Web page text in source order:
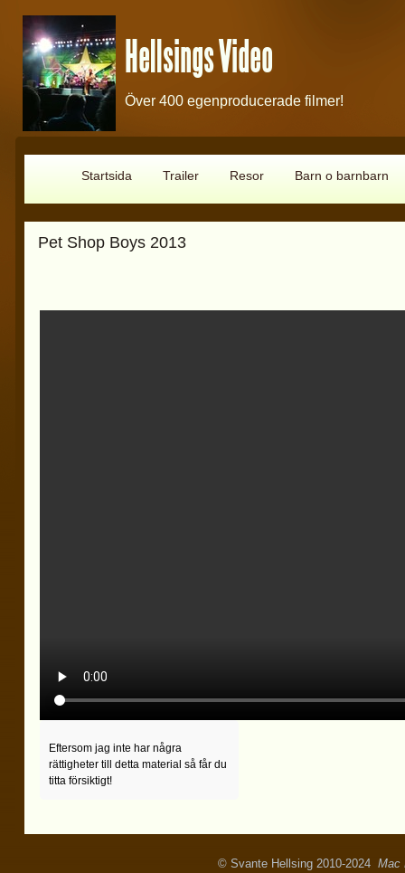
Hellsings Video
Över 400 egenproducerade filmer!
Startsida Trailer Resor Barn o barnbarn
Pet Shop Boys 2013
Eftersom jag inte har några
rättigheter till detta material så får du
titta försiktigt!
© Svante Hellsing 2010-2024 Mac